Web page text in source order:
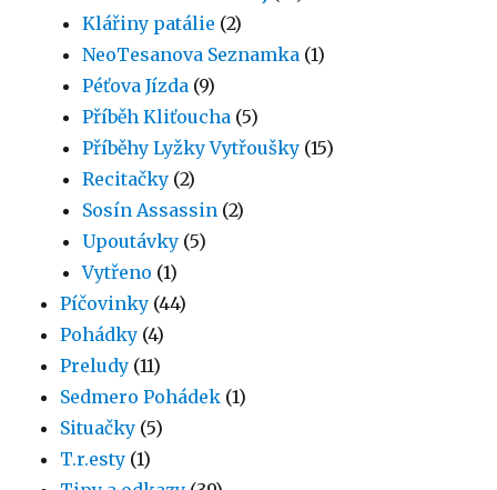
Klářiny patálie (2)
NeoTesanova Seznamka (1)
Péťova Jízda (9)
Příběh Kliťoucha (5)
Příběhy Lyžky Vytřoušky (15)
Recitačky (2)
Sosín Assassin (2)
Upoutávky (5)
Vytřeno (1)
Píčovinky (44)
Pohádky (4)
Preludy (11)
Sedmero Pohádek (1)
Situačky (5)
T.r.esty (1)